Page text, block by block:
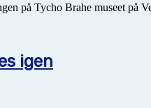
på Tycho Brahe museet på
igen